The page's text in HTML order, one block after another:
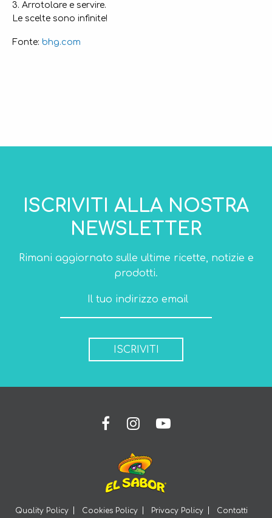
3. Arrotolare e servire.
Le scelte sono infinite!
Fonte: bhg.com
ISCRIVITI ALLA NOSTRA
NEWSLETTER
Rimani aggiornato sulle ultime ricette, notizie e
prodotti.
ISCRIVITI
Quality Policy Cookies Policy Privacy Policy Contatti